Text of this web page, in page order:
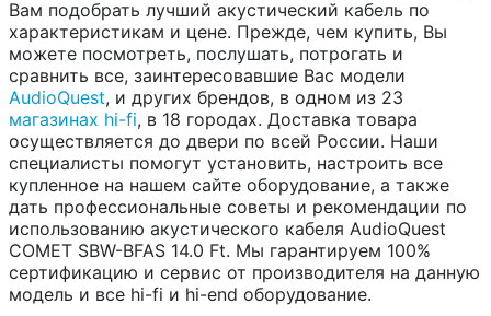
Вам подобрать лучший акустический кабель по
характеристикам и цене. Прежде, чем купить, Вы
можете посмотреть, послушать, потрогать и
сравнить все, заинтересовавшие Вас модели
AudioQuest, и других брендов, в одном из 23
магазинах hi-fi, в 18 городах. Доставка товара
осуществляется до двери по всей России. Наши
специалисты помогут установить, настроить все
купленное на нашем сайте оборудование, а также
дать профессиональные советы и рекомендации по
использованию акустического кабеля AudioQuest
COMET SBW-BFAS 14.0 Ft. Мы гарантируем 100%
сертификацию и сервис от производителя на данную
модель и все hi-fi и hi-end оборудование.